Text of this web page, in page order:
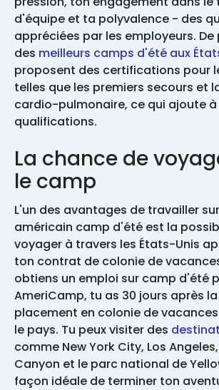
d'équipe et ta polyvalence - des
appréciées par les employeurs.
des meilleurs camps d'été aux
proposent des certifications pour
telles que les premiers secours et
cardio-pulmonaire, ce qui ajoute
qualifications.
La chance de
le camp
L'un des avantages de travailler
américain camp d'été est la
voyager à travers les États-Unis
ton contrat de colonie de
obtiens un emploi sur camp d'été
AmeriCamp, tu as 30 jours après
placement en colonie de
le pays. Tu peux visiter des
comme New York City, Los
Canyon et le parc national de
façon idéale de terminer ton